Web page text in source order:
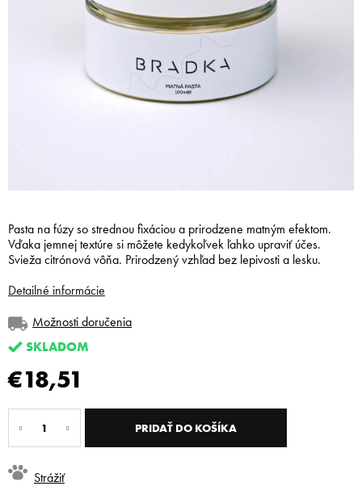
€18,51
Jednotková
cena:
SKLADOM
Možnosti doručenia
PRIDAŤ DO KOŠÍKA
Pasta na fúzy so strednou fixáciou a prirodzene matným efektom.
Vďaka jemnej textúre si môžete kedykoľvek ľahko upraviť účes.
Svieža citrónová vôňa. Prirodzený vzhľad bez lepivosti a lesku.
Detailné informácie
Strážiť